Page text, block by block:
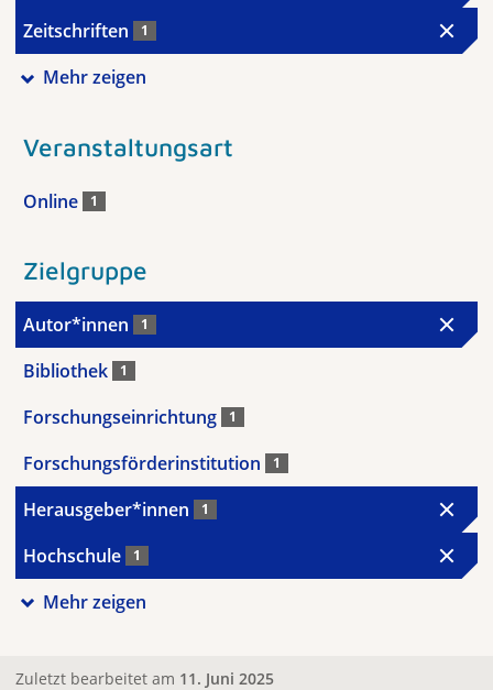
Zeitschriften 1
Mehr zeigen
Veranstaltungsart
Online 1
Zielgruppe
Autor*innen 1
Bibliothek 1
Forschungseinrichtung 1
Forschungsförderinstitution 1
Herausgeber*innen 1
Hochschule 1
Mehr zeigen
Zuletzt bearbeitet am 11. Juni 2025